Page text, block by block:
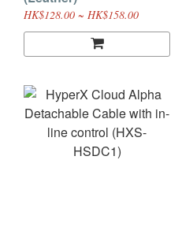
HK$128.00 ~ HK$158.00